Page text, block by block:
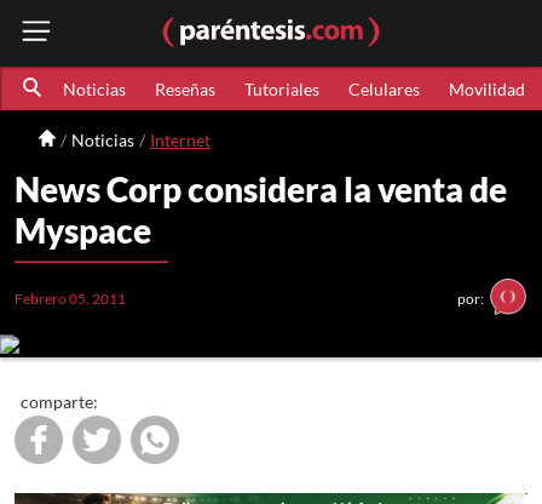
Noticias Reseñas Tutoriales Celulares Movilidad
Noticias Internet
News Corp considera la venta de
Myspace
Febrero 05, 2011 por:
comparte: